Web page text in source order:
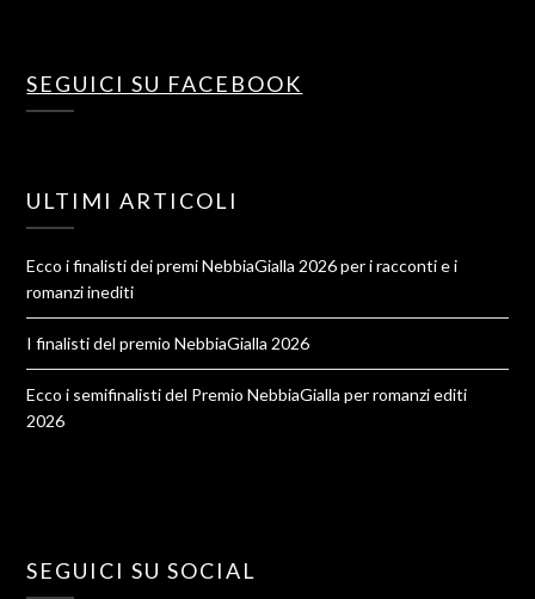
SEGUICI SU FACEBOOK
ULTIMI ARTICOLI
Ecco i finalisti dei premi NebbiaGialla 2026 per i racconti e i
romanzi inediti
I finalisti del premio NebbiaGialla 2026
Ecco i semifinalisti del Premio NebbiaGialla per romanzi editi
2026
SEGUICI SU SOCIAL